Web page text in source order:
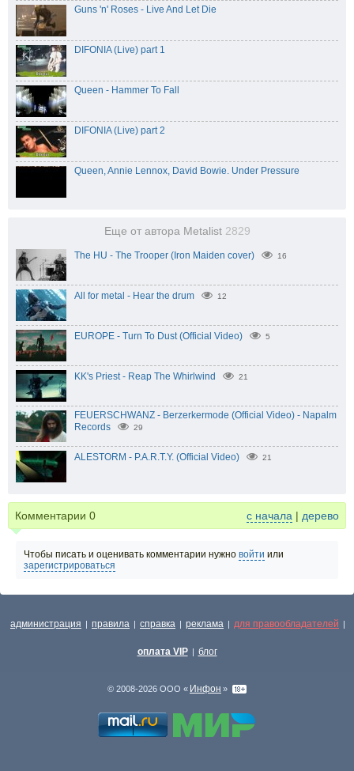
Guns 'n' Roses - Live And Let Die
DIFONIA (Live) part 1
Queen - Hammer To Fall
DIFONIA (Live) part 2
Queen, Annie Lennox, David Bowie. Under Pressure
Еще от автора Metalist 2829
The HU - The Trooper (Iron Maiden cover) 16
All for metal - Hear the drum 12
EUROPE - Turn To Dust (Official Video) 5
KK's Priest - Reap The Whirlwind 21
FEUERSCHWANZ - Berzerkermode (Official Video) - Napalm
Records
29
ALESTORM - P.A.R.T.Y. (Official Video) 21
Комментарии 0 с начала | дерево
Чтобы писать и оценивать комментарии нужно войти или
зарегистрироваться
администрация | правила | справка | реклама | для правообладателей |
оплата VIP | блог
© 2008-2026 ООО « Инфон »